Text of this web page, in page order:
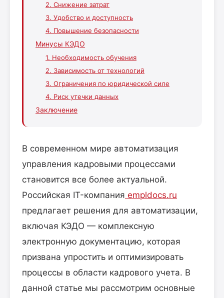
2. Снижение затрат
3. Удобство и доступность
4. Повышение безопасности
Минусы КЭДО
1. Необходимость обучения
2. Зависимость от технологий
3. Ограничения по юридической силе
4. Риск утечки данных
Заключение
В современном мире автоматизация
управления кадровыми процессами
становится все более актуальной.
Российская IT-компания empldocs.ru
предлагает решения для автоматизации,
включая КЭДО — комплексную
электронную документацию, которая
призвана упростить и оптимизировать
процессы в области кадрового учета. В
данной статье мы рассмотрим основные